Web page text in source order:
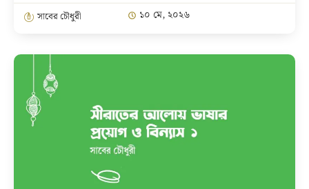
সাবের চৌধুরী ১০ মে, ২০২৬